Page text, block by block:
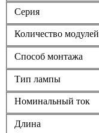
Серия
Количество модулей
Способ монтажа
Тип лампы
Номинальный ток
Длина